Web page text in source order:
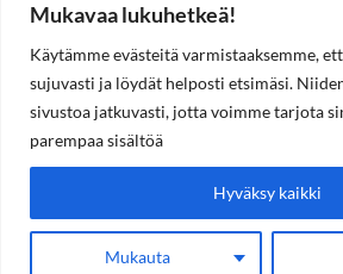
Mukavaa lukuhetkeä!
Käytämme evästeitä varmistaaksemme,
sujuvasti ja löydät helposti etsimäsi.
sivustoa jatkuvasti, jotta voimme tarjota
parempaa sisältöä
Mukauta
Hyväksy kaikki
Tietoa
info@kartanolla.fi
© Kartanolla.fi